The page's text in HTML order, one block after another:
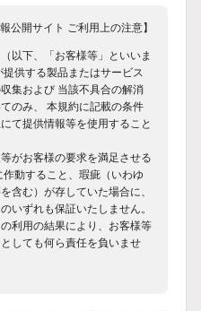
公開サイト ご利用上の注意】
以下、「お客様等」といいま
供する製品またはサービス
集および 当該不具合の解消
のみ、 本規約に記載の条件
て提供情報等を使用すること
がお客様の要求を満足させる
動すること、瑕疵（いわゆ
含む）が存していた場合に、
いずれも保証いたしません。
利用の結果により、お客様等
しても何ら責任を負いませ